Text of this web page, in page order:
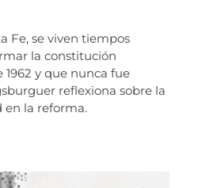
Fe, se viven tiempos
la constitución
y que nunca fue
reflexiona sobre la
en la reforma.